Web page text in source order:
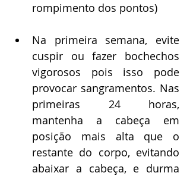
rompimento dos pontos)
Na primeira semana, evite
cuspir ou fazer bochechos
vigorosos pois isso pode
provocar sangramentos. Nas
primeiras 24 horas,
mantenha a cabeça em
posição mais alta que o
restante do corpo, evitando
abaixar a cabeça, e durma